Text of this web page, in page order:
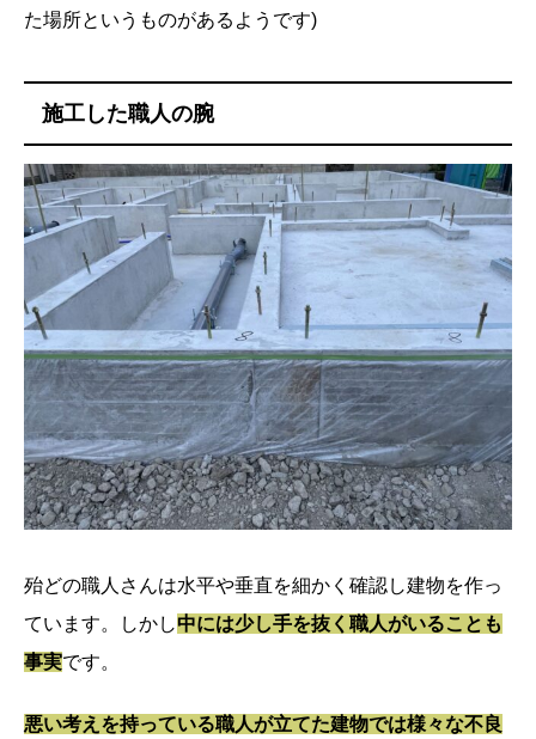
た場所というものがあるようです)
施工した職人の腕
殆どの職人さんは水平や垂直を細かく確認し建物を作っ
ています。しかし中には少し手を抜く職人がいることも
事実です。
悪い考えを持っている職人が立てた建物では様々な不良